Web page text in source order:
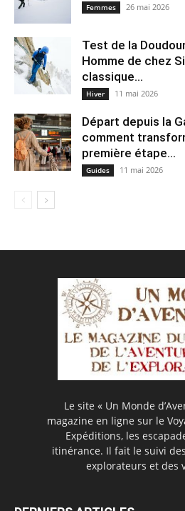
Femmes 26 mai 2026
Test de la
Homme de chez
classique...
Hiver 11 mai 2026
Départ depuis la
comment
pre⁠mière étape...
Guides 11 mai 2026
Le site « Un Monde
magazine en ligne sur le
Expéditions, les
itinérance. Il fait le suivi
explorateurs et des